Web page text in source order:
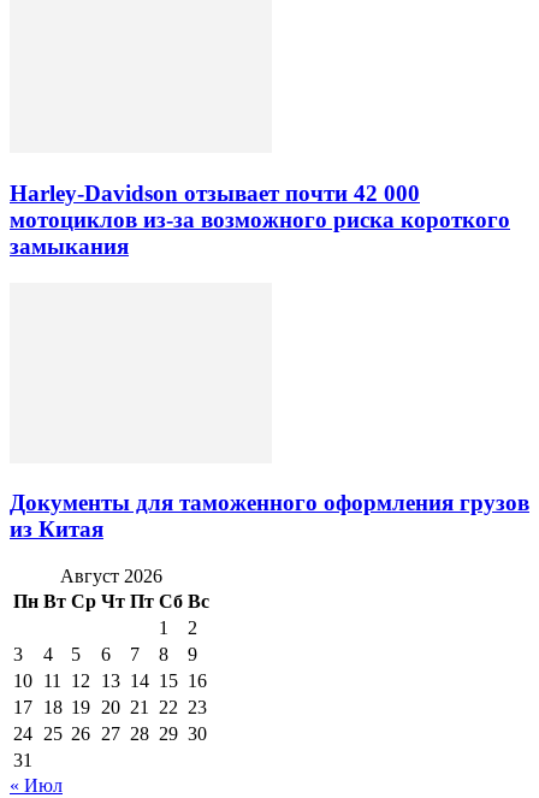
Harley-Davidson отзывает почти 42 000
мотоциклов из-за возможного риска короткого
замыкания
Документы для таможенного оформления грузов
из Китая
Август 2026
Пн Вт Ср Чт Пт Сб Вс
1
2
3
4 5 6 7 8
9
10 11 12 13 14 15 16
17 18 19 20 21 22 23
24 25 26 27 28 29 30
31
« Июл